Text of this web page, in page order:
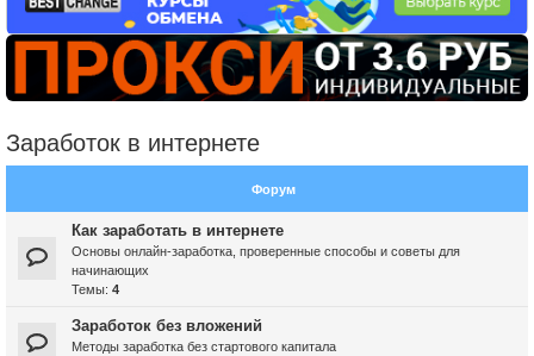
Заработок в интернете
Форум
Как заработать в интернете
Основы онлайн-заработка, проверенные способы и советы для
начинающих
Темы: 4
Заработок без вложений
Методы заработка без стартового капитала